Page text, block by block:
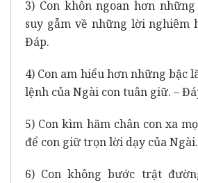
3) Con khôn ngoan hơn
suy gẫm về những lời nghiêm
Đáp.
4) Con am hiểu hơn những bậc
lệnh của Ngài con tuân giữ. –
5) Con kìm hãm chân con xa
để con giữ trọn lời dạy của
6) Con không bước trật